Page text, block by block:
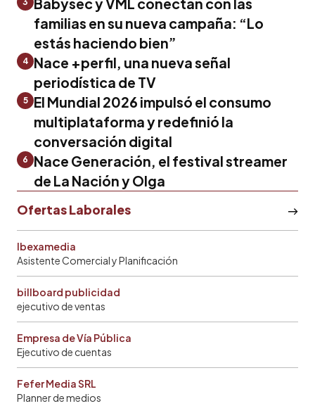
familias en su nueva campaña: “Lo
estás haciendo bien”
4 Nace +perfil, una nueva señal
periodística de TV
5
El Mundial 2026 impulsó el consumo
multiplataforma y redefinió la
conversación digital
6
Nace Generación, el festival streamer
de La Nación y Olga
Ofertas Laborales
Ibexamedia
Asistente Comercial y Planificación
billboard publicidad
ejecutivo de ventas
Empresa de Vía Pública
Ejecutivo de cuentas
Fefer Media SRL
Planner de medios